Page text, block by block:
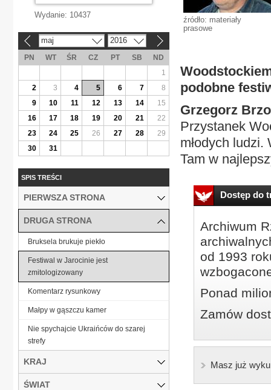
źródło: materiały
prasowe
podobne
Grzegorz
Przystanek
młodych ludzi.
Tam w
Dostęp do
Archiwum
od 1993
Ponad
Zamów
Masz już
Wydanie: 10437
maj 2016
PN WT ŚR CZ PT SB
ND
1
2
3 4 5 6 7
8
9
10 11 12 13 14
15
16
17 18 19 20 21
22
23
24 25 26 27 28
29
30
31
SPIS TREŚCI
PIERWSZA STRONA
DRUGA STRONA
Bruksela brukuje piekło
Festiwal w Jarocinie jest
zmitologizowany
Komentarz rysunkowy
Małpy w gąszczu kamer
Nie spychajcie Ukraińców do szarej
strefy
KRAJ
ŚWIAT